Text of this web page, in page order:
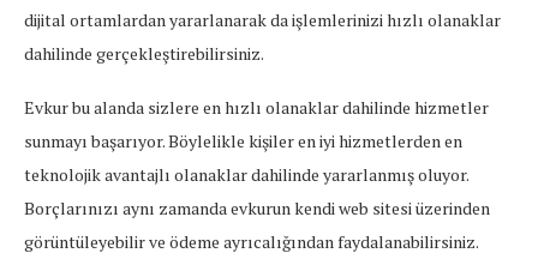
dijital ortamlardan yararlanarak da işlemlerinizi hızlı olanaklar
dahilinde gerçekleştirebilirsiniz.
Evkur bu alanda sizlere en hızlı olanaklar dahilinde hizmetler
sunmayı başarıyor. Böylelikle kişiler en iyi hizmetlerden en
teknolojik avantajlı olanaklar dahilinde yararlanmış oluyor.
Borçlarınızı aynı zamanda evkurun kendi web sitesi üzerinden
görüntüleyebilir ve ödeme ayrıcalığından faydalanabilirsiniz.